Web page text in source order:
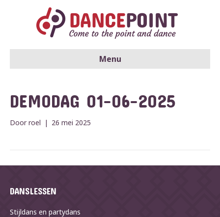
Menu
DEMODAG 01-06-2025
Doorroel | 26 mei 2025
DANSLESSEN
Stijldans en partydans